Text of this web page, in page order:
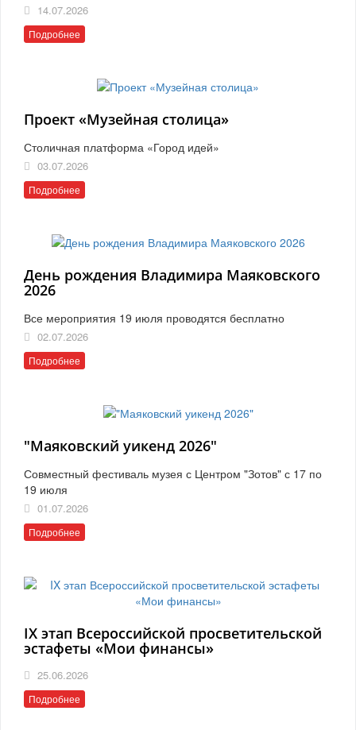
14.07.2026
Подробнее
Проект «Музейная столица»
Столичная платформа «Город идей»
03.07.2026
Подробнее
День рождения Владимира Маяковского
2026
Все мероприятия 19 июля проводятся бесплатно
02.07.2026
Подробнее
"Маяковский уикенд 2026"
Совместный фестиваль музея с Центром "Зотов" с 17 по
19 июля
01.07.2026
Подробнее
IX этап Всероссийской просветительской
эстафеты «Мои финансы»
25.06.2026
Подробнее